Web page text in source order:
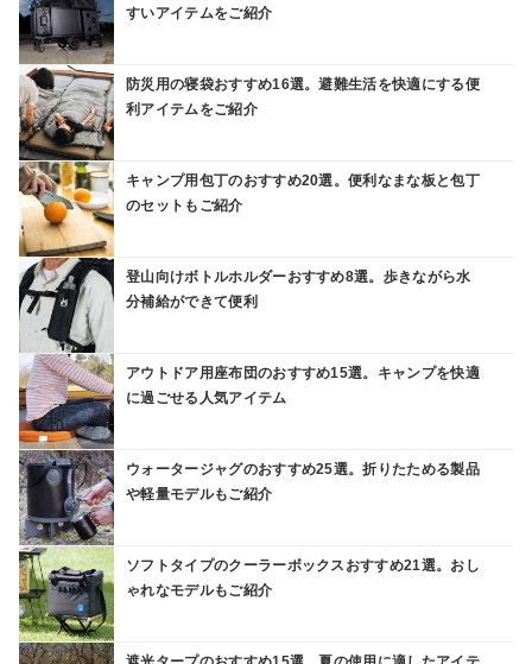
すいアイテムをご紹介
防災用の寝袋おすすめ16選。避難生活を快適にする便
利アイテムをご紹介
キャンプ用包丁のおすすめ20選。便利なまな板と包丁
のセットもご紹介
登山向けボトルホルダーおすすめ8選。歩きながら水
分補給ができて便利
アウトドア用座布団のおすすめ15選。キャンプを快適
に過ごせる人気アイテム
ウォータージャグのおすすめ25選。折りたためる製品
や軽量モデルもご紹介
ソフトタイプのクーラーボックスおすすめ21選。おし
ゃれなモデルもご紹介